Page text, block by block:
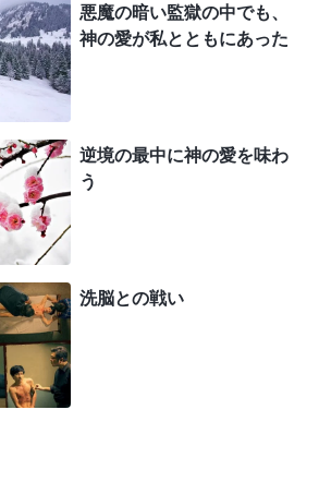
。そうした人は臆病者であり、
くて無力なのである」（『神の出
を経験することでのみ、神の素晴ら
る」〔『言葉』第1巻〕）
めさせ、自分の考え方は神の御
、神を悲しませ、失望させるだ
づきました。なぜなら、この痛
神がご覧になりたいのは私が死
なく、私が屈辱を飲み込んで重荷
神のお導きに頼ってサタンと戦
て、サタンを辱めて打ち負かせる
。死を求めるのはサタンの策略
わりに恥を晒すことになるので
悪魔の暗い監獄の中でも、
神の愛が私とともにあった
逆境の最中に神の愛を味わ
う
洗脳との戦い